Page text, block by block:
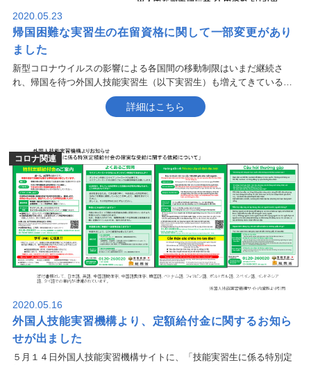
2020.05.23
帰国困難な実習生の在留資格に関して一部変更があり
ました
新型コロナウイルスの影響による各国間の移動制限はいまだ継続さ
れ、帰国を待つ外国人技能実習生（以下実習生）も増えてきている…
詳細はこちら
2020.05.16
外国人技能実習機構より、定額給付金に関するお知ら
せが出ました
５月１４日外国人技能実習機構サイトに、「技能実習生に係る特別定
コロナ関連